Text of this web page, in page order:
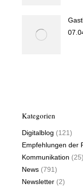
Kategorien
Digitalblog (121)
Empfehlungen der
Kommunikation (25)
News (791)
Newsletter (2)